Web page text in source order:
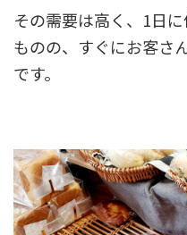
その需要は高く、1日
ものの、すぐにお客さ
です。